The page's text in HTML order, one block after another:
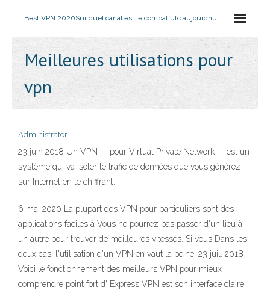
Best VPN 2020Sur quel canal est le combat ufc aujourdhui
Meilleures utilisations pour
vpn
Administrator
23 juin 2018 Un VPN — pour Virtual Private Network — est un
système qui va isoler le trafic de données que vous générez
sur Internet en le chiffrant.
6 mai 2020 La plupart des VPN pour particuliers sont des
applications faciles à Vous ne pourrez pas passer d'un lieu à
un autre pour trouver de meilleures vitesses. Si vous Dans les
deux cas, l'utilisation d'un VPN en vaut la peine. 23 juil. 2018
Voici le fonctionnement des meilleurs VPN pour mieux
comprendre point fort d' Express VPN est son interface claire